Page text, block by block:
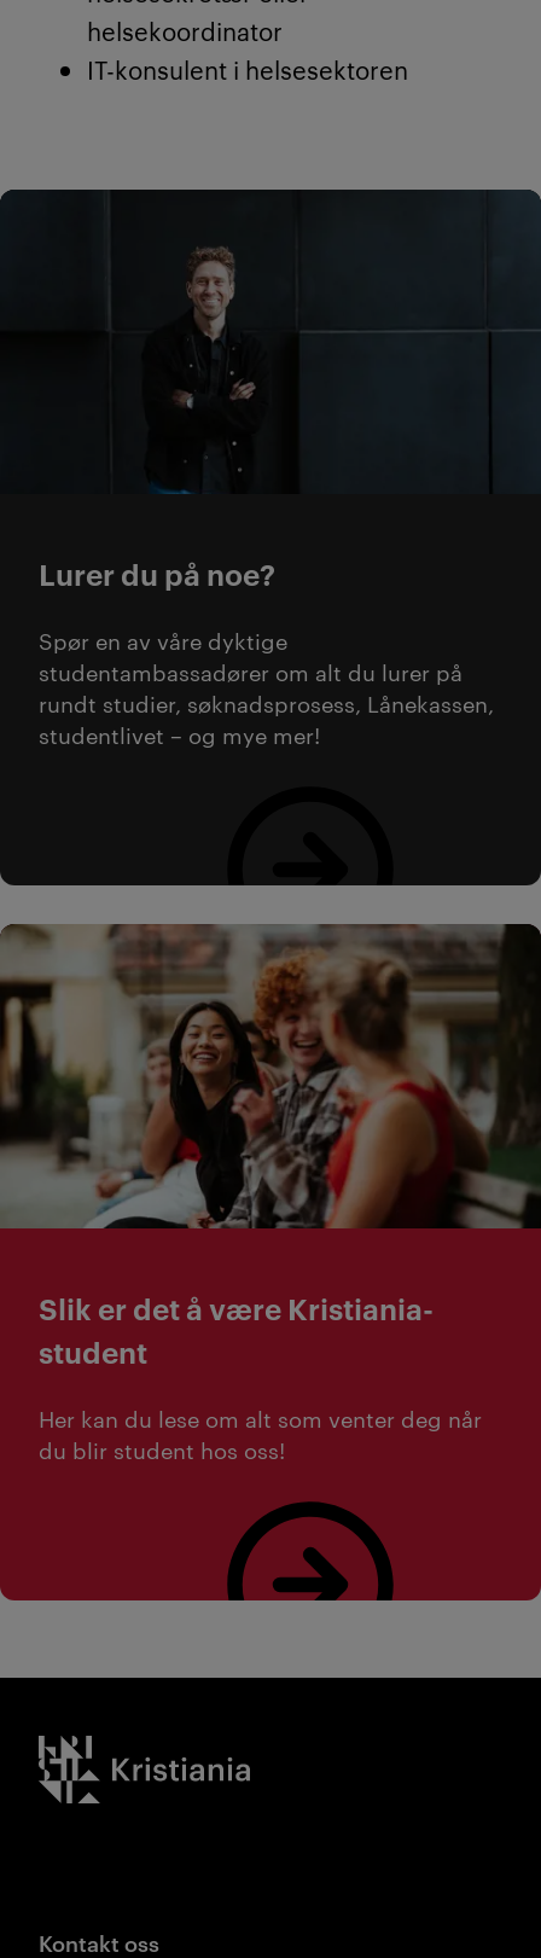
helsekoordinator
IT-konsulent i helsesektoren
Lurer du på noe?
Spør en av våre dyktige
studentambassadører om alt du lurer på
rundt studier, søknadsprosess, Lånekassen,
studentlivet – og mye mer!
Slik er det å være Kristiania-
student
Her kan du lese om alt som venter deg når
du blir student hos oss!
Les om livet på campus og det sosiale miljøet her!
Kristiania logo
Kontakt oss